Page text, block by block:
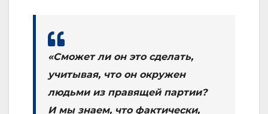
«Сможет ли он это сделать,
учитывая, что он окружен
людьми из правящей партии?
И мы знаем, что фактически,